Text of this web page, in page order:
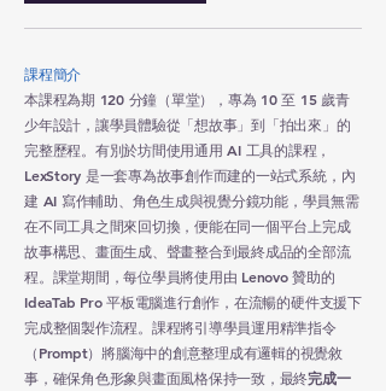
課程簡介
本課程為期 120 分鐘（單堂），專為 10 至 15 歲青
少年設計，讓學員體驗從「想故事」到「拍出來」的
完整歷程。有別於坊間使用通用 AI 工具的課程，
LexStory 是一套專為故事創作而建的一站式系統，內
建 AI 寫作輔助、角色生成與視覺分鏡功能，學員無需
在不同工具之間來回切換，便能在同一個平台上完成
故事構思、畫面生成、聲畫整合到最終成品的全部流
程。課堂期間，每位學員將使用由 Lenovo贊助的
IdeaTab Pro平板電腦進行創作，在流暢的硬件支援下
完成整個製作流程。課程將引導學員運用精準指令
（Prompt）將腦海中的創意整理成有邏輯的視覺敘
事，確保角色形象與畫面風格保持一致，最終完成一